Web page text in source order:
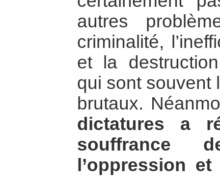
autres
criminalité,
et la
qui sont souvent
brutaux.
dictatures a
souffrance
l’oppression